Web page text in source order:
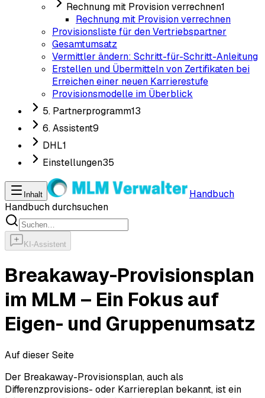
Rechnung mit Provision verrechnen1
Rechnung mit Provision verrechnen
Provisionsliste für den Vertriebspartner
Gesamtumsatz
Vermittler ändern: Schritt-für-Schritt-Anleitung
Erstellen und Übermitteln von Zertifikaten bei
Erreichen einer neuen Karrierestufe
Provisionsmodelle im Überblick
5. Partnerprogramm13
6. Assistent9
DHL1
Einstellungen35
Inhalt
Handbuch
Handbuch durchsuchen
KI-Assistent
Breakaway-Provisionsplan
im MLM – Ein Fokus auf
Eigen- und Gruppenumsatz
Auf dieser Seite
Der Breakaway-Provisionsplan, auch als
Differenzprovisions- oder Karriereplan bekannt, ist ein